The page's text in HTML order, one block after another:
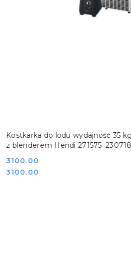
Kostkarka do lodu wydajność 35
z blenderem Hendi 271575_230718
Cena:
3100.00
Cena:
3100.00